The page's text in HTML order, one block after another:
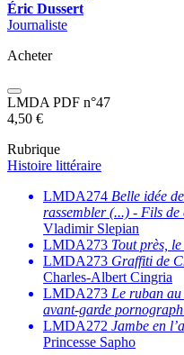
Éric Dussert
Journaliste
Acheter
LMDA PDF n°47
4,50 €
Rubrique
Histoire littéraire
LMDA274 Belle idée
rassembler (...) - Fils de
Vladimir Slepian
LMDA273 Tout près,
LMDA273 Graffiti de
Charles-Albert Cingria
LMDA273 Le ruban
avant-garde
LMDA272 Jambe en
Princesse Sapho